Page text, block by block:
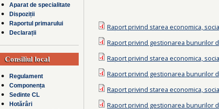
Aparat de specialitate
Dispoziții
Raportul primarului
Declarații
Consiliul local
Regulament
Componența
Sedinte CL
Hotărâri
Raport privind starea economica,
Raport privind gestionarea bunurilor
Raport privind starea economica,
Raport privind gestionarea bunurilor
Raport privind starea economica,
Raport privind gestionarea bunurilor